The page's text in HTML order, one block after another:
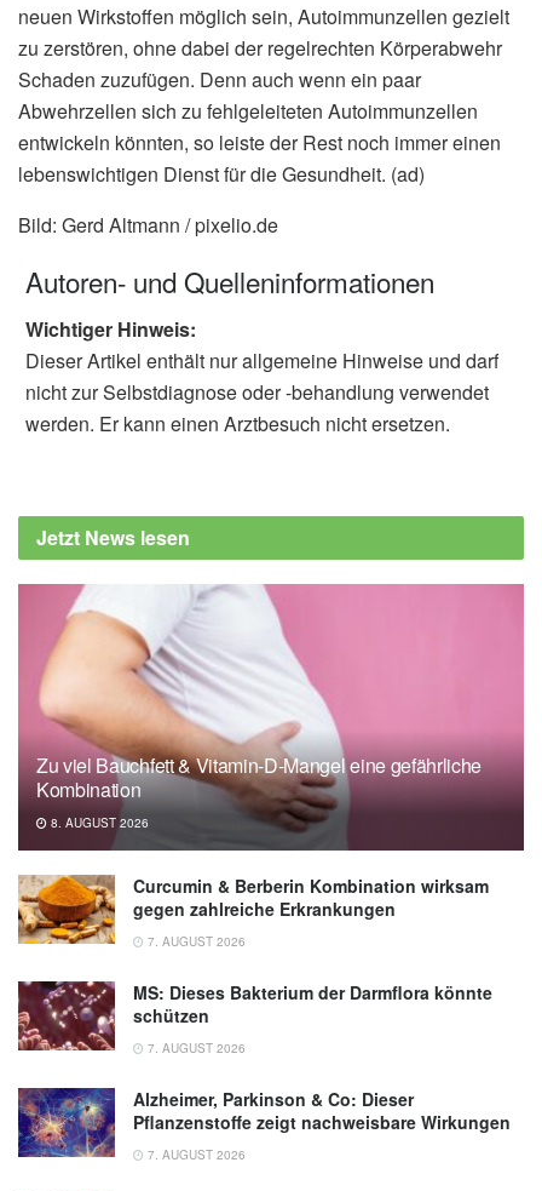
neuen Wirkstoffen möglich sein, Autoimmunzellen gezielt
zu zerstören, ohne dabei der regelrechten Körperabwehr
Schaden zuzufügen. Denn auch wenn ein paar
Abwehrzellen sich zu fehlgeleiteten Autoimmunzellen
entwickeln könnten, so leiste der Rest noch immer einen
lebenswichtigen Dienst für die Gesundheit. (ad)
Bild: Gerd Altmann / pixelio.de
Autoren- und Quelleninformationen
Wichtiger Hinweis:
Dieser Artikel enthält nur allgemeine Hinweise und darf
nicht zur Selbstdiagnose oder -behandlung verwendet
werden. Er kann einen Arztbesuch nicht ersetzen.
Jetzt News lesen
Zu viel Bauchfett & Vitamin-D-Mangel eine gefährliche
Kombination
8. AUGUST 2026
Curcumin & Berberin Kombination wirksam
gegen zahlreiche Erkrankungen
7. AUGUST 2026
MS: Dieses Bakterium der Darmflora könnte
schützen
7. AUGUST 2026
Alzheimer, Parkinson & Co: Dieser
Pflanzenstoffe zeigt nachweisbare Wirkungen
7. AUGUST 2026